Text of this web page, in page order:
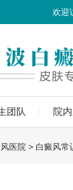
欢迎
团队 院
医院 > 白癜风常